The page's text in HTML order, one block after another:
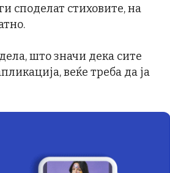
споделат стиховите, на
што значи дека сите
веќе треба да ја